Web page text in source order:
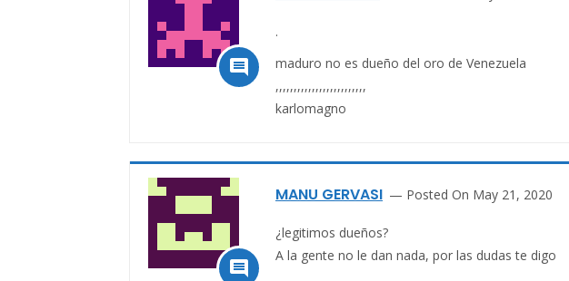

.
maduro no es dueño del oro de Venezuela
,,,,,,,,,,,,,,,,,,,,,,,,,
karlomagno

MANU GERVASI Posted On May 21, 2020
¿legitimos dueños?
A la gente no le dan nada, por las dudas te digo